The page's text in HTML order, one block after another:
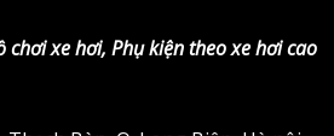
Xem tiếp sản phẩm tương tự